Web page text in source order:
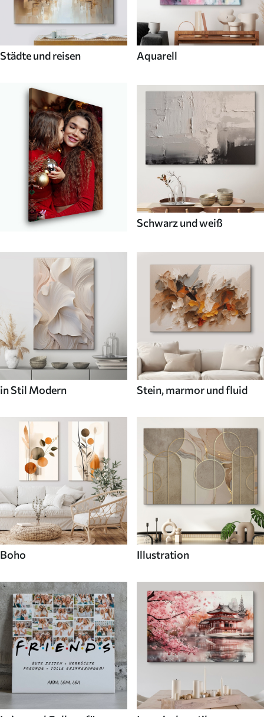
Städte und reisen Aquarell
Schwarz und weiß
in Stil Modern Stein, marmor und fluid
Boho Illustration